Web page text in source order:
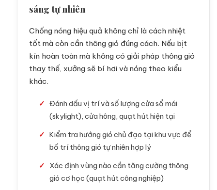
sáng tự nhiên
Chống nóng hiệu quả không chỉ là cách nhiệt
tốt mà còn cần thông gió đúng cách. Nếu bịt
kín hoàn toàn mà không có giải pháp thông gió
thay thế, xưởng sẽ bí hơi và nóng theo kiểu
khác.
Đánh dấu vị trí và số lượng cửa sổ mái
(skylight), cửa hông, quạt hút hiện tại
Kiểm tra hướng gió chủ đạo tại khu vực để
bố trí thông gió tự nhiên hợp lý
Xác định vùng nào cần tăng cường thông
gió cơ học (quạt hút công nghiệp)